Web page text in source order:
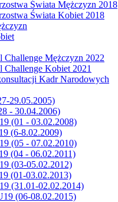
Świata Mężczyzn 2018
Świata Kobiet 2018
Challenge Mężczyzn 2022
Challenge Kobiet 2021
Kadr Narodowych
29.05.2005)
- 30.04.2006)
(01 - 03.02.2008)
(6-8.02.2009)
(05 - 07.02.2010)
(04 - 06.02.2011)
(03-05.02.2012)
(01-03.02.2013)
(31.01-02.02.2014)
(06-08.02.2015)